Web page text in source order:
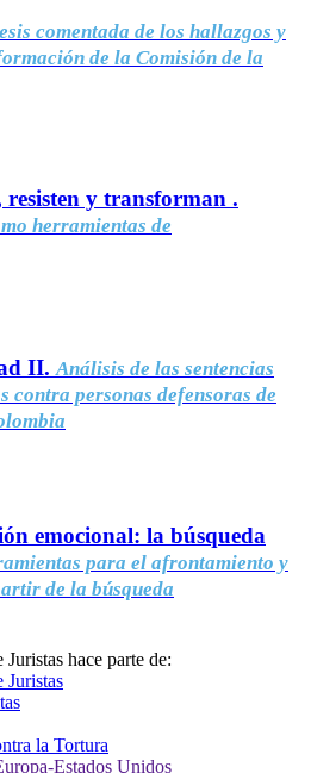
comentada de los hallazgos y
de la Comisión de la
y transforman .
herramientas de
II. Análisis de las sentencias
contra personas defensoras de
emocional: la búsqueda
para el afrontamiento y
de la búsqueda
hace parte de: